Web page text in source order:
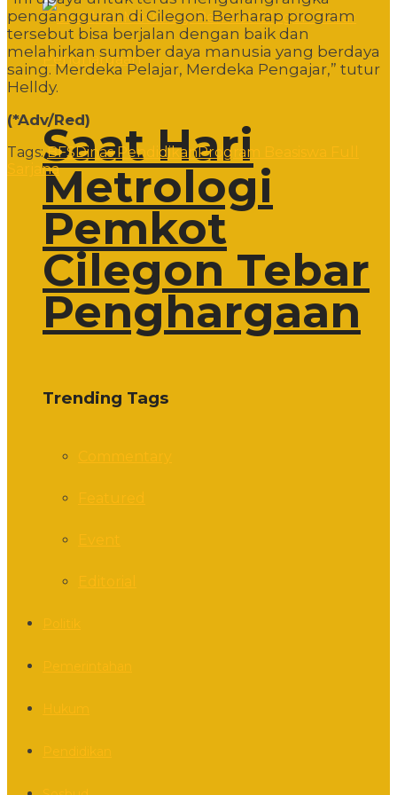
Saat Hari
Metrologi
Pemkot
Cilegon Tebar
Penghargaan
Trending Tags
pengangguran di Cilegon. Berharap program
tersebut bisa berjalan dengan baik dan
melahirkan sumber daya manusia yang berdaya
saing. Merdeka Pelajar, Merdeka Pengajar,” tutur
Helldy.
(*Adv/Red)
Tags: BFSDinas PendidikanProgram Beasiswa Full
Sarjana